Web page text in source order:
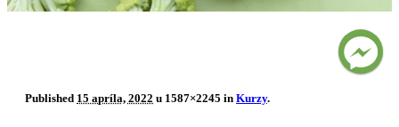
Published 15 apríla, 2022 u 1587×2245 in Kurzy.